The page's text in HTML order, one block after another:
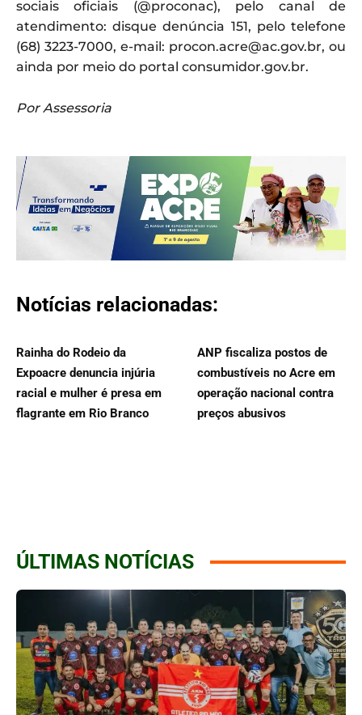
sociais oficiais (@proconac), pelo canal de
atendimento: disque denúncia 151, pelo telefone
(68) 3223-7000, e-mail: procon.acre@ac.gov.br, ou
ainda por meio do portal consumidor.gov.br.
Por Assessoria
Notícias relacionadas:
Rainha do Rodeio da
Expoacre denuncia injúria
racial e mulher é presa em
flagrante em Rio Branco
ANP fiscaliza postos de
combustíveis no Acre em
operação nacional contra
preços abusivos
ÚLTIMAS NOTÍCIAS